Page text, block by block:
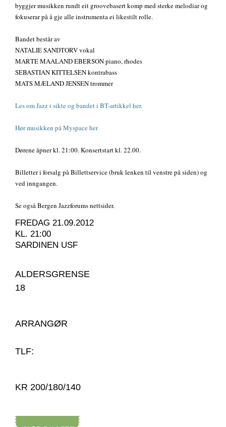
byggjer musikken rundt eit groovebasert komp med sterke melodiar og
fokuserar på å gje alle instrumenta ei likestilt rolle.
Bandet består av
NATALIE SANDTORV vokal
MARTE MAALAND EBERSON piano, rhodes
SEBASTIAN KITTELSEN kontrabass
MATS MÆLAND JENSEN trommer
Les om Jazz i sikte og bandet i BT-artikkel her.
Hør musikken på Myspace her
Dørene åpner kl. 21:00. Konsertstart kl. 22.00.
Billetter i forsalg på Billettservice (bruk lenken til venstre på siden) og
ved inngangen.
Se også Bergen Jazzforums nettsider.
FREDAG 21.09.2012
KL. 21:00
SARDINEN USF
ALDERSGRENSE
18
ARRANGØR
TLF:
KR 200/180/140